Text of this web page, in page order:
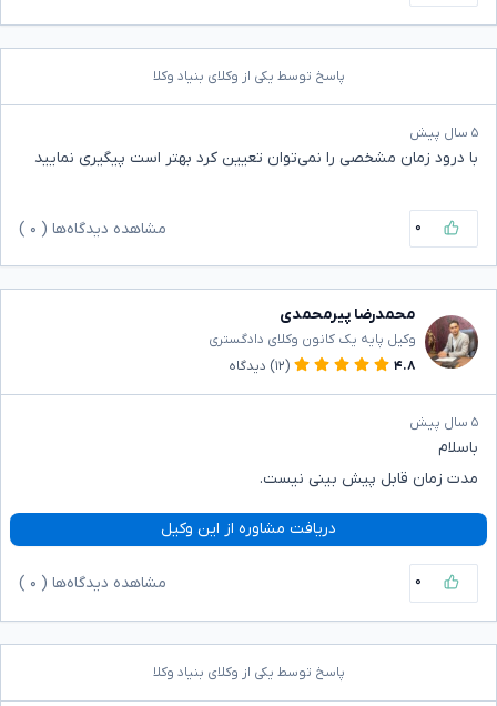
پاسخ توسط یکی از وکلای بنیاد وکلا
۵ سال پیش
با درود زمان مشخصی را نمی‌توان تعیین کرد بهتر است پیگیری نمایید
۰ مشاهده دیدگاه‌ها ( ۰
محمدرضا پیرمحمدی
وکیل پایه یک کانون وکلای دادگستری
۴.۸
(۱۲) دیدگاه
۵ سال پیش
باسلام
مدت زمان قابل پیش بینی نیست.
دریافت مشاوره از این وکیل
۰ مشاهده دیدگاه‌ها ( ۰
پاسخ توسط یکی از وکلای بنیاد وکلا